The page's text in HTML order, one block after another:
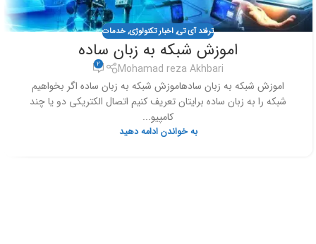
ترفند آی تی,اخبار تکنولوژی,خدمات
اموزش شبکه به زبان ساده
Mohamad reza Akhbari
2
اموزش شبکه به زبان سادهاموزش شبکه به زبان ساده اگر بخواهیم
شبکه را به زبان ساده برایتان تعریف کنیم اتصال الکتریکی دو یا چند
کامپیو...
به خواندن ادامه دهید